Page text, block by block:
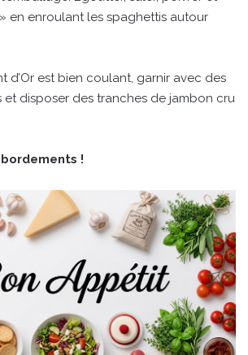
en enroulant les spaghettis autour
d’Or est bien coulant, garnir avec des
et disposer des tranches de jambon cru
!